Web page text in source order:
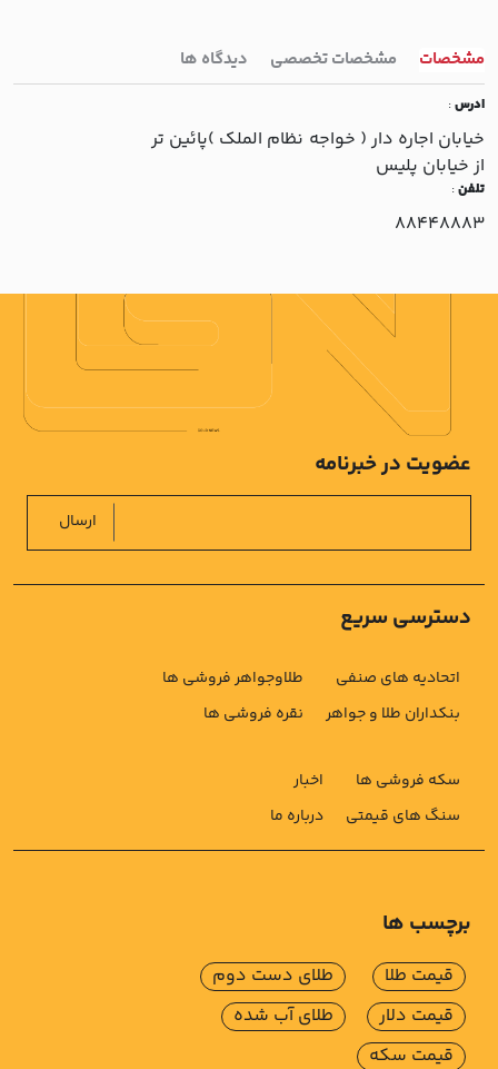
مشخصات مشخصات تخصصی دیدگاه ها
ادرس:
خيابان اجاره دار ( خواجه نظام الملک )پائين تر
از خيابان پليس
تلفن:
88448883
دسترسی سریع
اتحادیه های صنفی
بنکداران طلا و جواهر
طلاوجواهر فروشی ها
نقره فروشی ها
سکه فروشی ها
سنگ های قیمتی
اخبار
درباره ما
عضویت در خبرنامه
ارسال
برچسب ها
قیمت طلا
قیمت دلار
قیمت سکه
طلای دست دوم
طلای آب شده